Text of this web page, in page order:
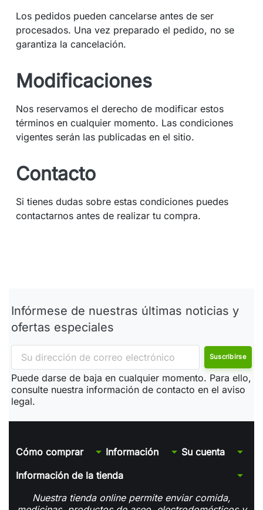
Los pedidos pueden cancelarse antes de ser
procesados. Una vez preparado el pedido, no se
garantiza la cancelación.
Modificaciones
Nos reservamos el derecho de modificar estos
términos en cualquier momento. Las condiciones
vigentes serán las publicadas en el sitio.
Contacto
Si tienes dudas sobre estas condiciones puedes
contactarnos antes de realizar tu compra.
Infórmese de nuestras últimas noticias y
ofertas especiales
Puede darse de baja en cualquier momento. Para ello,
consulte nuestra información de contacto en el aviso
legal.
Cómo comprar arrow_drop_down Información arrow_drop_down Su cuenta arrow_drop_down
Información de la tienda arrow_drop_down
Nuestra tienda online permite enviar comida,